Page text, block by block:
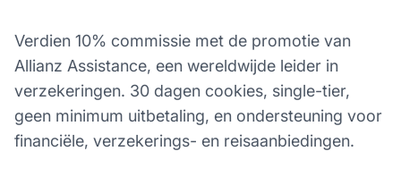
Verdien 10% commissie met de promotie van
Allianz Assistance, een wereldwijde leider in
verzekeringen. 30 dagen cookies, single-tier,
geen minimum uitbetaling, en ondersteuning voor
financiële, verzekerings- en reisaanbiedingen.